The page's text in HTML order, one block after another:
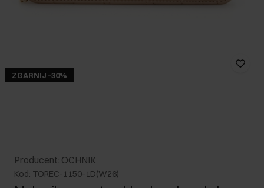
ZGARNIJ -30%
Producent: OCHNIK
Kod: TOREC-1150-1D(W26)